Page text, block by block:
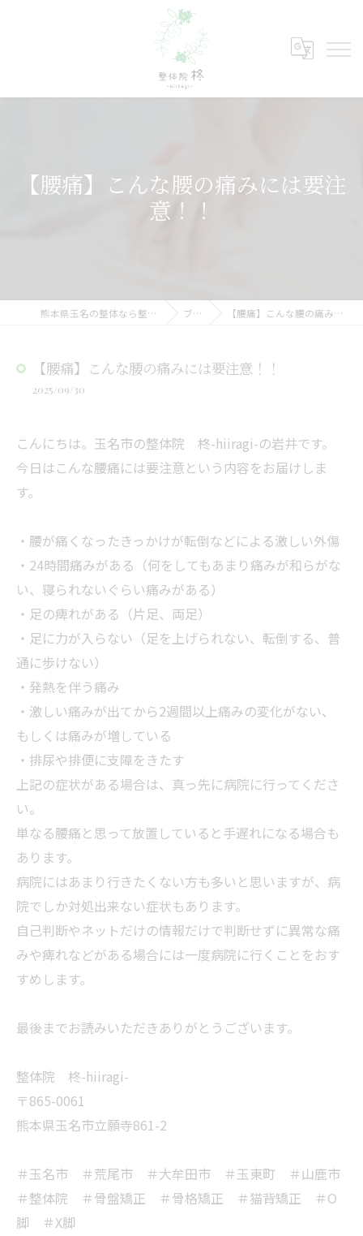
【腰痛】こんな腰の痛みには要注
意！！
熊本県玉名の整体なら整体院 柊-hiiragi- ブログ 【腰痛】こんな腰の痛みには要注意！！
【腰痛】こんな腰の痛みには要注意！！
2025/09/30
こんにちは。玉名市の整体院 柊-hiiragi-の岩井です。
今日はこんな腰痛には要注意という内容をお届けしま
す。
・腰が痛くなったきっかけが転倒などによる激しい外傷
・24時間痛みがある（何をしてもあまり痛みが和らがな
い、寝られないぐらい痛みがある）
・足の痺れがある（片足、両足）
・足に力が入らない（足を上げられない、転倒する、普
通に歩けない）
・発熱を伴う痛み
・激しい痛みが出てから2週間以上痛みの変化がない、
もしくは痛みが増している
・排尿や排便に支障をきたす
上記の症状がある場合は、真っ先に病院に行ってくださ
い。
単なる腰痛と思って放置していると手遅れになる場合も
あります。
病院にはあまり行きたくない方も多いと思いますが、病
院でしか対処出来ない症状もあります。
自己判断やネットだけの情報だけで判断せずに異常な痛
みや痺れなどがある場合には一度病院に行くことをおす
すめします。
最後までお読みいただきありがとうございます。
整体院 柊-hiiragi-
〒865-0061
熊本県玉名市立願寺861-2
＃玉名市 ＃荒尾市 ＃大牟田市 ＃玉東町 ＃山鹿市
＃整体院 ＃骨盤矯正 ＃骨格矯正 ＃猫背矯正 ＃O
脚 ＃X脚